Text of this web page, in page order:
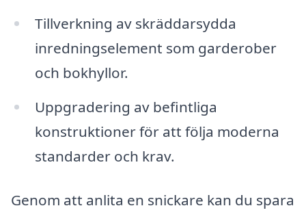
Tillverkning av skräddarsydda
inredningselement som garderober
och bokhyllor.
Uppgradering av befintliga
konstruktioner för att följa moderna
standarder och krav.
Genom att anlita en snickare kan du spara